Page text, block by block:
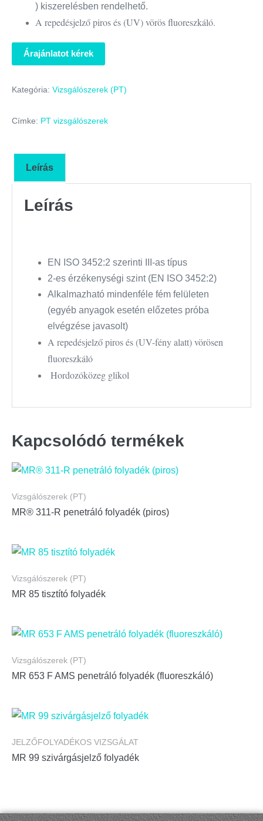
) kiszerelésben rendelhető.
A repedésjelző piros és (UV) vörös fluoreszkáló.
Árajánlatot kérek
Kategória: Vizsgálószerek (PT)
Címke: PT vizsgálószerek
Leírás
Leírás
EN ISO 3452:2 szerinti III-as típus
2-es érzékenységi szint (EN ISO 3452:2)
Alkalmazható mindenféle fém felületen
(egyéb anyagok esetén előzetes próba
elvégzése javasolt)
A repedésjelző piros és (UV-fény alatt) vörösen
fluoreszkáló
Hordozóközeg glikol
Kapcsolódó termékek
Vizsgálószerek (PT)
MR® 311-R penetráló folyadék (piros)
Vizsgálószerek (PT)
MR 85 tisztító folyadék
Vizsgálószerek (PT)
MR 653 F AMS penetráló folyadék (fluoreszkáló)
JELZŐFOLYADÉKOS VIZSGÁLAT
MR 99 szivárgásjelző folyadék